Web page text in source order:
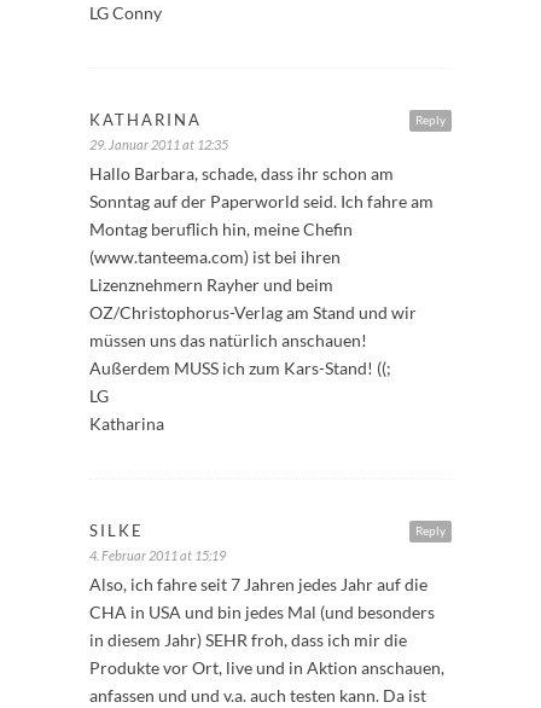
LG Conny
Reply
KATHARINA
29. Januar 2011 at 12:35
Hallo Barbara, schade, dass ihr schon am
Sonntag auf der Paperworld seid. Ich fahre am
Montag beruflich hin, meine Chefin
(www.tanteema.com) ist bei ihren
Lizenznehmern Rayher und beim
OZ/Christophorus-Verlag am Stand und wir
müssen uns das natürlich anschauen!
Außerdem MUSS ich zum Kars-Stand! ((;
LG
Katharina
Reply
SILKE
4. Februar 2011 at 15:19
Also, ich fahre seit 7 Jahren jedes Jahr auf die
CHA in USA und bin jedes Mal (und besonders
in diesem Jahr) SEHR froh, dass ich mir die
Produkte vor Ort, live und in Aktion anschauen,
anfassen und und v.a. auch testen kann. Da ist